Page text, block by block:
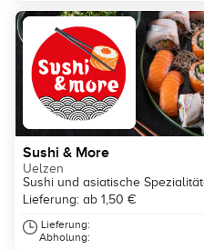
Sushi & More
Uelzen
Sushi und asiatische
Lieferung: ab 1,50 €
Lieferung:
Abholung: